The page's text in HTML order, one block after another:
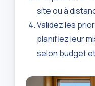
site ou à
Validez les
planifiez leur
selon budget